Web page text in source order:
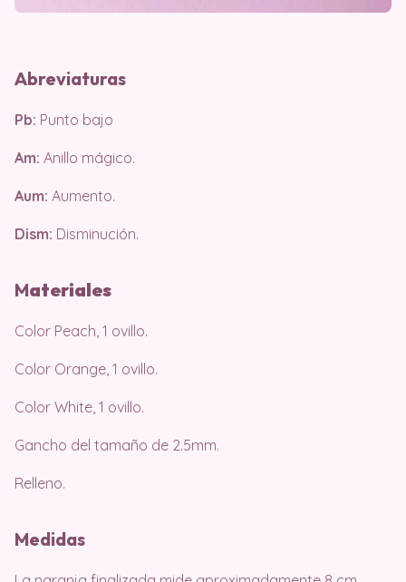
Abreviaturas
Pb: Punto bajo
Am: Anillo mágico.
Aum: Aumento.
Dism: Disminución.
Materiales
Color Peach, 1 ovillo.
Color Orange, 1 ovillo.
Color White, 1 ovillo.
Gancho del tamaño de 2.5mm.
Relleno.
Medidas